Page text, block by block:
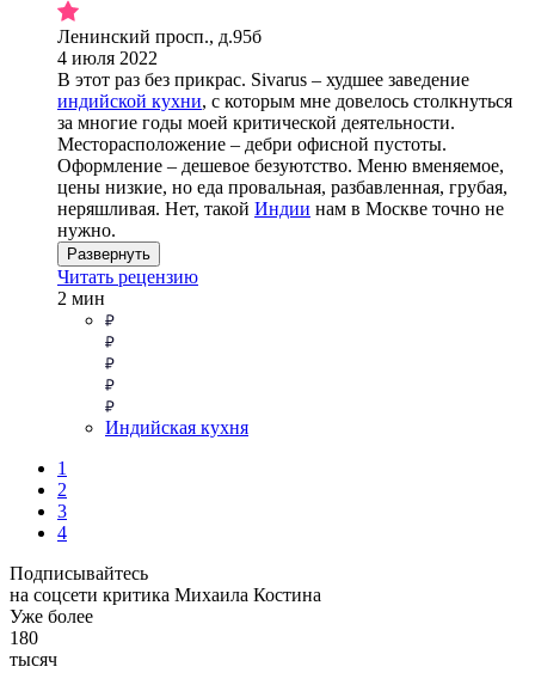
Ленинский просп., д.95б
4 июля 2022
В этот раз без прикрас. Sivarus – худшее заведение
индийской кухни, с которым мне довелось столкнуться
за многие годы моей критической деятельности.
Месторасположение – дебри офисной пустоты.
Оформление – дешевое безуютство. Меню вменяемое,
цены низкие, но еда провальная, разбавленная, грубая,
неряшливая. Нет, такой Индии нам в Москве точно не
нужно.
Развернуть
Читать рецензию
2 мин
Индийская кухня
1
2
3
4
Подписывайтесь
на соцсети критика Михаила Костина
Уже более
180
тысяч